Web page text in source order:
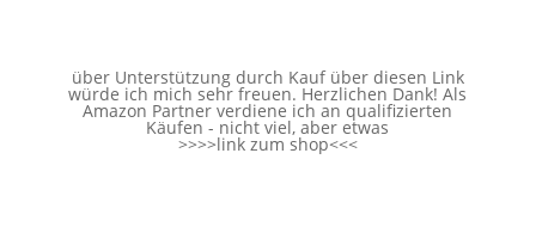
über Unterstützung durch Kauf über diesen Link
würde ich mich sehr freuen. Herzlichen Dank! Als
Amazon Partner verdiene ich an qualifizierten
Käufen - nicht viel, aber etwas
>>>>link zum shop<<<